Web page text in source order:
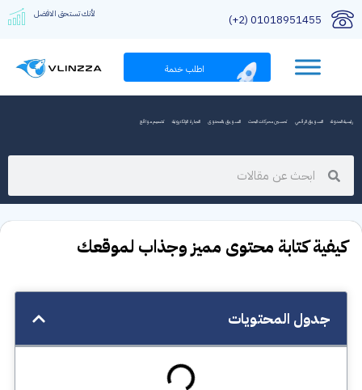
01018951455 (2+) لأنك تستحق الافضل
اطلب خدمة
رئيسية المدونة التسويق الرقمي تحسين محركات البحث التسويق بالمحتوى التجارة الإلكترونية تصميم مواقع
كيفية كتابة محتوى مميز وجذاب لموقعك
جدول المحتويات